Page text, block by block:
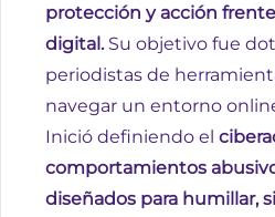
protección y acción
digital.Su objetivo fue
periodistas de
navegar un entorno
Inició definiendo el
comportamientos
diseñados para humillar,